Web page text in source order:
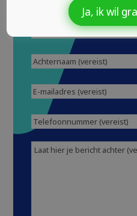
Voornaam(Vereist)
Achternaam(Vereist)
E-
mailadres
Telefoonnummer
Bericht(Vereist)
Ja, ik wil